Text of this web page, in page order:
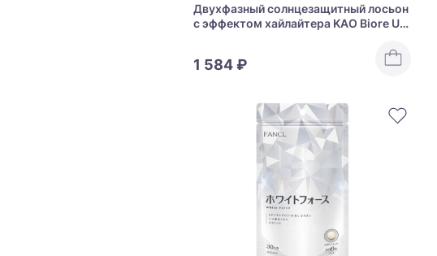
Двухфазный солнцезащитный лосьон
с эффектом хайлайтера KAO Biore UV
1 584 ₽